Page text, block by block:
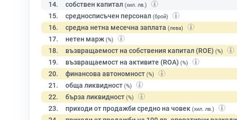
14. собствен капитал (хил. лв.)
15. средносписъчен персонал (брой)
16. средна нетна месечна заплата (лева)
17. нетен марж (%)
18. възвращаемост на собствения капитал (ROE) (%)
19. възвращаемост на активите (ROA) (%)
20. финансова автономност (%)
21. обща ликвидност (%)
22. бърза ликвидност (%)
23. приходи от продажби средно на човек (хил. лв.)